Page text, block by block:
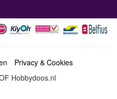
Privacy & Cookies
Hobbydoos.nl